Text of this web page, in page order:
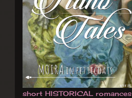
short HISTORICAL romances